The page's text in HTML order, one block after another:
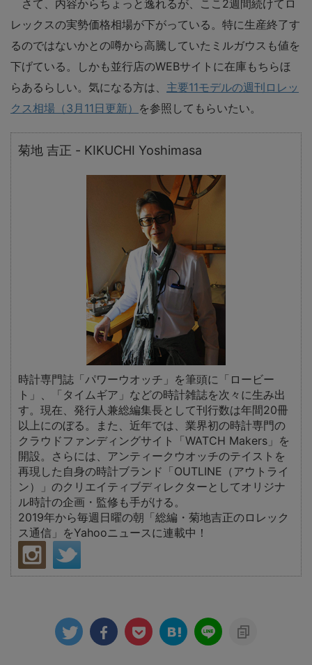
さて、内容からちょっと逸れるが、ここ2週間続けてロ
レックスの実勢価格相場が下がっている。特に生産終了す
るのではないかとの噂から高騰していたミルガウスも値を
下げている。しかも並行店のWEBサイトに在庫もちらほ
らあるらしい。気になる方は、 主要11モデルの週刊ロレッ
クス相場（3月11日更新） を参照してもらいたい。
菊地 吉正 - KIKUCHI Yoshimasa
時計専門誌「パワーウオッチ」を筆頭に「ロービー
ト」、「タイムギア」などの時計雑誌を次々に生み出
す。現在、発行人兼総編集長として刊行数は年間20冊
以上にのぼる。また、近年では、業界初の時計専門の
クラウドファンディングサイト「WATCH Makers」を
開設。さらには、アンティークウオッチのテイストを
再現した自身の時計ブランド「OUTLINE（アウトライ
ン）」のクリエイティブディレクターとしてオリジナ
ル時計の企画・監修も手がける。
2019年から毎週日曜の朝「総編・菊地吉正のロレック
ス通信」をYahooニュースに連載中！